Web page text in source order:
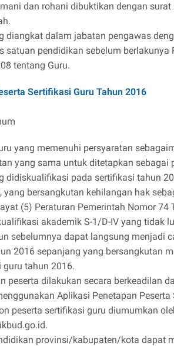
dan rohani dibuktikan dengan
diangkat dalam jabatan pengawas
satuan pendidikan sebelum berlakunya
tentang Guru.
Sertifikasi Guru Tahun 2016
yang memenuhi persyaratan
yang sama untuk ditetapkan sebagai
didiskualifikasi pada sertifikasi tahun
yang bersangkutan kehilangan hak
(5) Peraturan Pemerintah Nomor 74
akademik S-1/D-IV yang tidak
sebelumnya dapat langsung menjadi
2016 sepanjang yang bersangkutan
guru tahun 2016.
peserta dilakukan secara berkeadilan
Aplikasi Penetapan
peserta sertifikasi guru diumumkan
provinsi/kabupaten/kota dapat